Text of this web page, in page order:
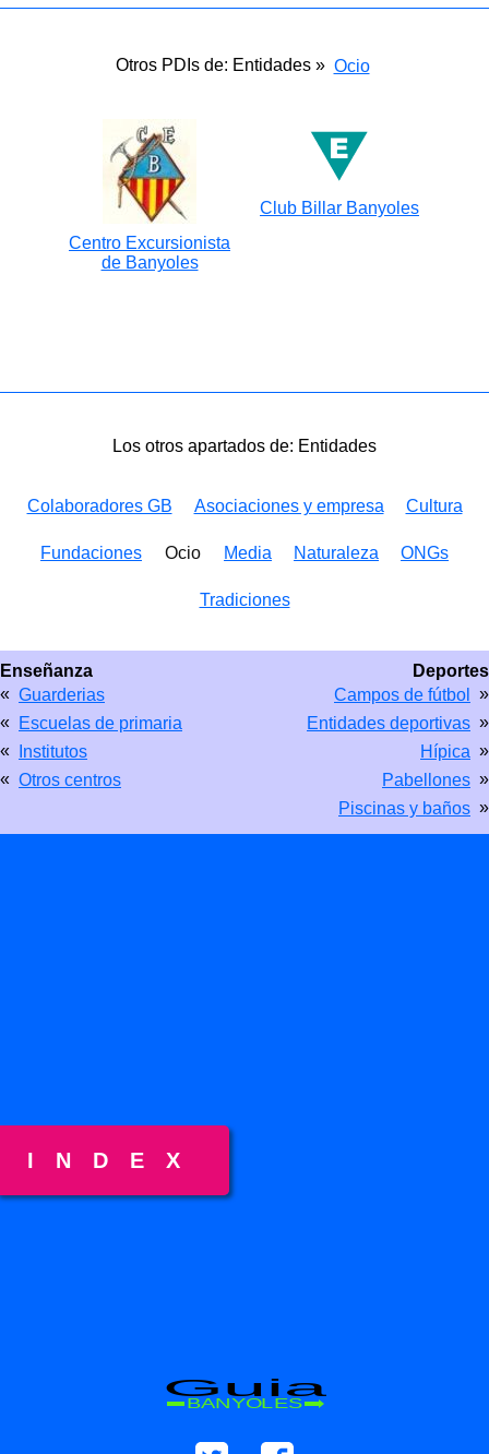
Otros PDIs de: Entidades » Ocio
Centro Excursionista
de Banyoles
Club Billar Banyoles
Los otros apartados de: Entidades
Colaboradores GB Asociaciones y empresa Cultura
Fundaciones Ocio Media Naturaleza ONGs
Tradiciones
Deportes
Campos de fútbol
»
Entidades deportivas »
Hípica »
Pabellones »
Piscinas y baños »
Enseñanza
« Guarderias
« Escuelas de primaria
«
Institutos
« Otros centros
Guia
BANYOLES
INDEX